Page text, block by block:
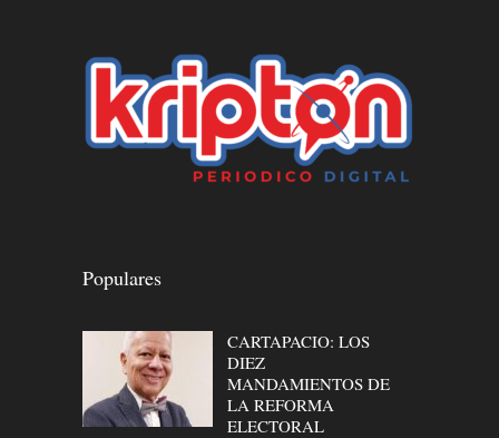
Populares
CARTAPACIO: LOS
DIEZ
MANDAMIENTOS DE
LA REFORMA
ELECTORAL